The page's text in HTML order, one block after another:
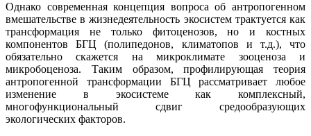
Однако современная концепция вопроса об антропогенном
вмешательстве в жизнедеятельность экосистем трактуется как
трансформация не только фитоценозов, но и костных
компонентов БГЦ (полипедонов, климатопов и т.д.), что
обязательно скажется на микроклимате зооценоза и
микробоценоза. Таким образом, профилирующая теория
антропогенной трансформации БГЦ рассматривает любое
изменение в экосистеме как комплексный,
многофункциональный сдвиг средообразующих
экологических факторов.